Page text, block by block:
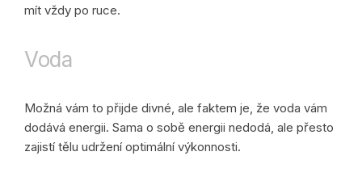
mít vždy po ruce.
Voda
Možná vám to přijde divné, ale faktem je, že voda vám
dodává energii. Sama o sobě energii nedodá, ale přesto
zajistí tělu udržení optimální výkonnosti.